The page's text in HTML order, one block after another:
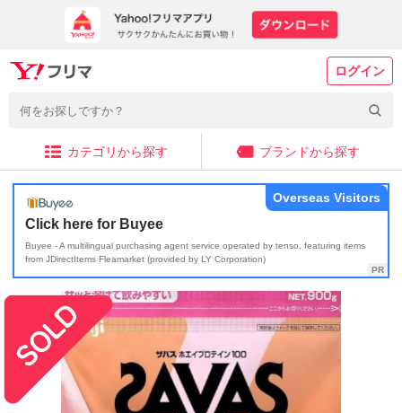
ログイン
カテゴリから探す ブランドから探す
Click here for Buyee
Buyee - A multilingual purchasing agent service operated by tenso, featuring items
from JDirectItems Fleamarket (provided by LY Corporation)
Overseas Visitors